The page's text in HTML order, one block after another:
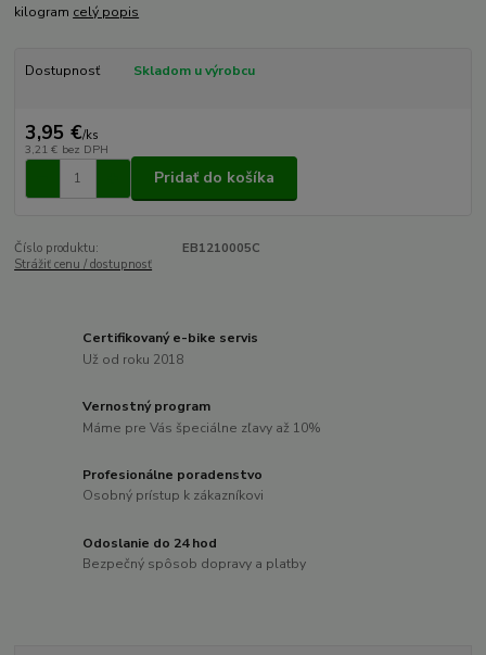
kilogram celý popis
Dostupnosť Skladom u výrobcu
3,95 €/ks
3,21 € bez DPH
Pridať do košíka
Číslo produktu:
EB1210005C
Strážiť cenu / dostupnosť
Certifikovaný e-bike servis
Už od roku 2018
Vernostný program
Máme pre Vás špeciálne zľavy až 10%
Profesionálne poradenstvo
Osobný prístup k zákazníkovi
Odoslanie do 24 hod
Bezpečný spôsob dopravy a platby